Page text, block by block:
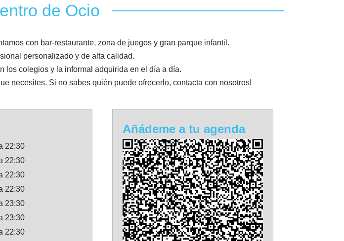
de Ocio
con bar-restaurante, zona de juegos y gran parque infantil.
personalizado y de alta calidad.
los colegios y la informal adquirida en el día a día.
necesites. Si no sabes quién puede ofrecerlo, contacta con nosotros!
22:30
22:30
22:30
22:30
23:30
23:30
22:30
Añádeme a tu agenda